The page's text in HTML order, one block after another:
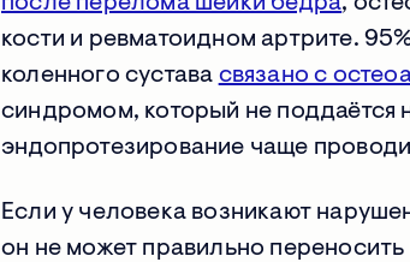
кости и ревматоидном артрите.
коленного сустава связано с
синдромом, который не поддаётся
эндопротезирование чаще
Если у человека возникают
он не может правильно